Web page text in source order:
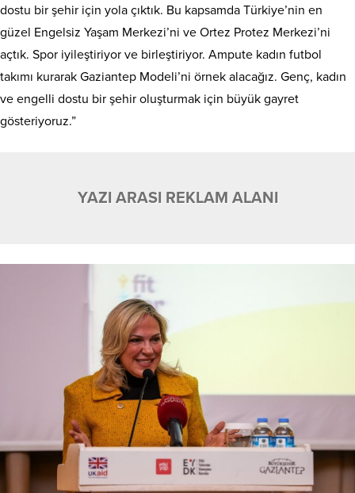
dostu bir şehir için yola çıktık. Bu kapsamda Türkiye’nin en
güzel Engelsiz Yaşam Merkezi’ni ve Ortez Protez Merkezi’ni
açtık. Spor iyileştiriyor ve birleştiriyor. Ampute kadın futbol
takımı kurarak Gaziantep Modeli’ni örnek alacağız. Genç, kadın
ve engelli dostu bir şehir oluşturmak için büyük gayret
gösteriyoruz.”
YAZI ARASI REKLAM ALANI